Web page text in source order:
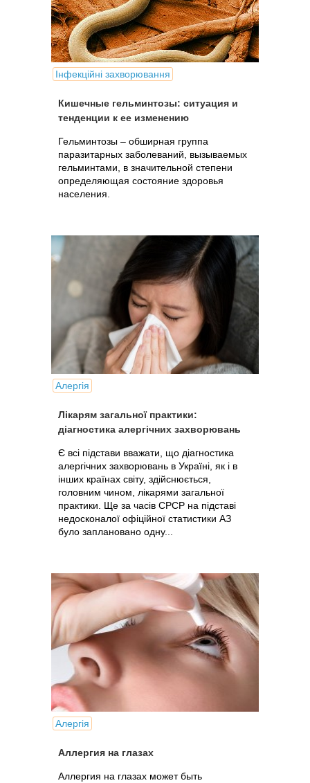
Інфекційні захворювання
Кишечные гельминтозы: ситуация и
тенденции к ее изменению
Гельминтозы – обширная группа
паразитарных заболеваний, вызываемых
гельминтами, в значительной степени
определяющая состояние здоровья
населения.
Алергія
Лікарям загальної практики:
діагностика алергічних захворювань
Є всі підстави вважати, що діагностика
алергічних захворювань в Україні, як і в
інших країнах світу, здійснюється,
головним чином, лікарями загальної
практики. Ще за часів СРСР на підставі
недосконалої офіційної статистики АЗ
було заплановано одну...
Алергія
Аллергия на глазах
Аллергия на глазах может быть